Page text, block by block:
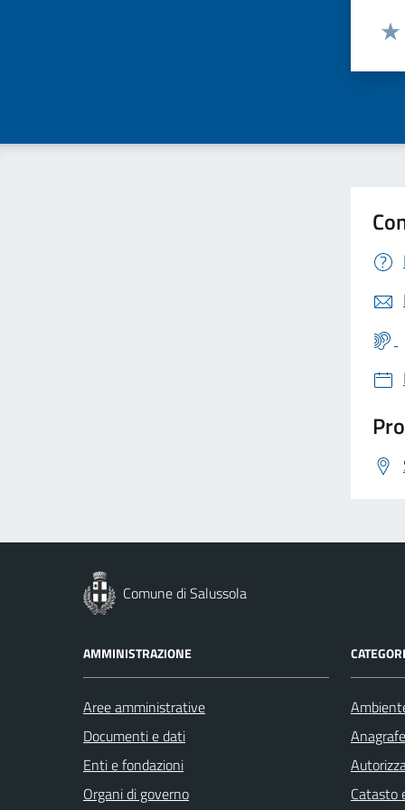
Comune di Salussola
AMMINISTRAZIONE
Aree amministrative
Documenti e dati
Enti e fondazioni
Organi di governo
Catasto